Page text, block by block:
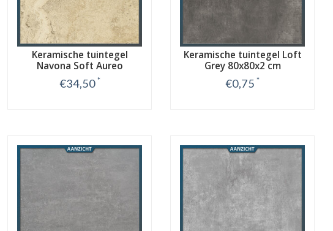
Keramische tuintegel
Navona Soft Aureo
80x80x2 cm
€34,50 *
Keramische tuintegel Loft
Grey 80x80x2 cm
€0,75 *